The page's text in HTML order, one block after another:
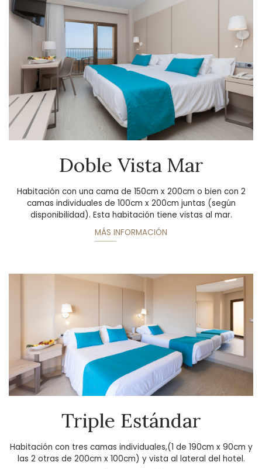
Doble Vista Mar
Habitación con una cama de 150cm x 200cm o bien con 2
camas individuales de 100cm x 200cm juntas (según
disponibilidad). Esta habitación tiene vistas al mar.
MÁS INFORMACIÓN
Triple Estándar
Habitación con tres camas individuales,(1 de 190cm x 90cm y
las 2 otras de 200cm x 100cm) y vista al lateral del hotel.